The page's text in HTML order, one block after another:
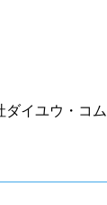
ダイユウ・コ